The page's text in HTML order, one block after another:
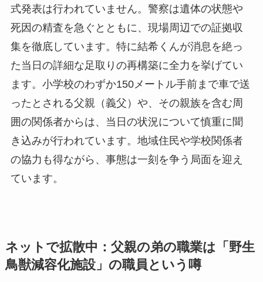
式発表は行われていません。警察は遺体の状態や
死因の精査を急ぐとともに、現場周辺での証拠収
集を徹底しています。特に結希くんが消息を絶っ
た当日の詳細な足取りの再構築に全力を挙げてい
ます。小学校のわずか150メートル手前まで車で送
ったとされる父親（義父）や、その親族を含む周
囲の関係者からは、当日の状況について慎重に聞
き込みが行われています。地域住民や学校関係者
の協力も得ながら、事態は一刻を争う局面を迎え
ています。
ネットで拡散中：父親の弟の職業は「野生
鳥獣減容化施設」の職員という噂